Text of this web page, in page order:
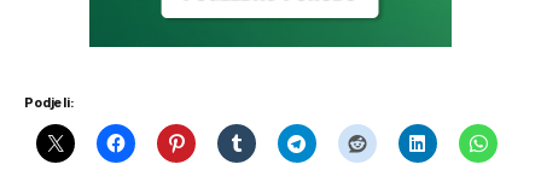
Podjeli: